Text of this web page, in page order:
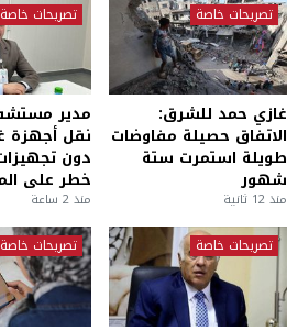
تصريحات خاصة
غازي حمد للشرق:
الاتفاق حصيلة مفاوضات
طويلة استمرت ستة
شهور
منذ 12 ثانية
تصريحات خاصة
مدير
نقل أجهزة
دون
خطر على
منذ 2 ساعة
تصريحات خاصة تصريحات خاصة